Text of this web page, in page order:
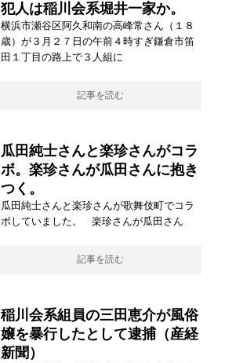
犯人は稲川会系堀井一家か。
横浜市瀬谷区阿久和南の高峰常さん（１８
歳）が３月２７日の午前４時すぎ鎌倉市笛
田１丁目の路上で３人組に
記事を読む
瓜田純士さんと楽珍さんがコラ
ボ。楽珍さんが瓜田さんに抱き
つく。
瓜田純士さんと楽珍さんが歌舞伎町でコラ
ボしていました。 楽珍さんが瓜田さん
記事を読む
稲川会系組員の三田恵介が風俗
嬢を暴行したとして逮捕（産経
新聞）